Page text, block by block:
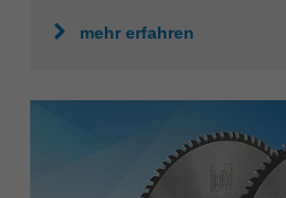
mehr erfahren